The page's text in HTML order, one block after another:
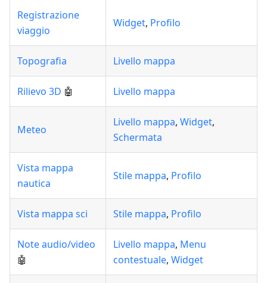
Registrazione
viaggio
Widget, Profilo
Topografia Livello mappa
Rilievo 3D 🤖 Livello mappa
Meteo
Livello mappa, Widget,
Schermata
Vista mappa
nautica
Stile mappa, Profilo
Vista mappa sci Stile mappa, Profilo
Note audio/video
🤖
Livello mappa, Menu
contestuale, Widget